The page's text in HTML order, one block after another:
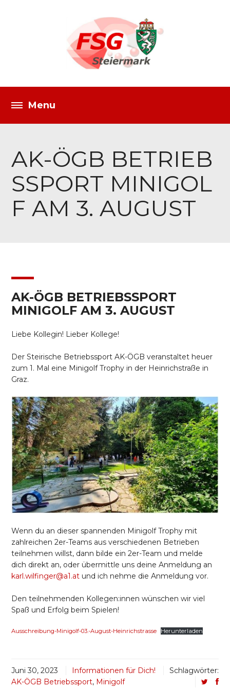
AK-ÖGB BETRIEB
SSPORT MINIGOL
F AM 3. AUGUST
AK-ÖGB BETRIEBSSPORT
MINIGOLF AM 3. AUGUST
Liebe Kollegin! Lieber Kollege!
Der Steirische Betriebssport AK-ÖGB veranstaltet heuer
zum 1. Mal eine Minigolf Trophy in der Heinrichstraße in
Graz.
Wenn du an dieser spannenden Minigolf Trophy mit
zahlreichen 2er-Teams aus verschiedenen Betrieben
teilnehmen willst, dann bilde ein 2er-Team und melde
dich direkt an, oder übermittle uns deine Anmeldung an
karl.wilfinger@a1.at und ich nehme die Anmeldung vor.
Den teilnehmenden Kollegen:innen wünschen wir viel
Spaß und Erfolg beim Spielen!
Ausschreibung-Minigolf-03.-August-Heinrichstrasse Herunterladen
Juni 30, 2023 Informationen für Dich!
Schlagwörter:
AK-ÖGB Betriebssport, Minigolf